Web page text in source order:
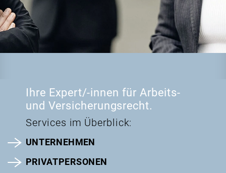
Ihre Expert/-innen für Arbeits-
und Versicherungsrecht.
Services im Überblick:
UNTERNEHMEN
PRIVATPERSONEN